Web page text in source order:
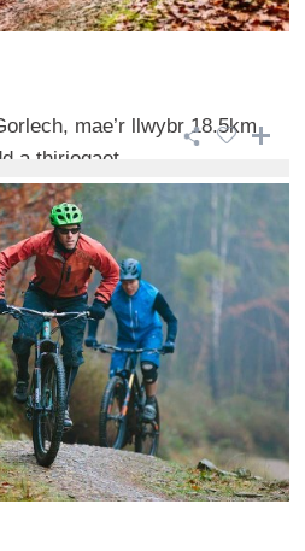
mae’r llwybr 18.5km
a thiriogaet ...